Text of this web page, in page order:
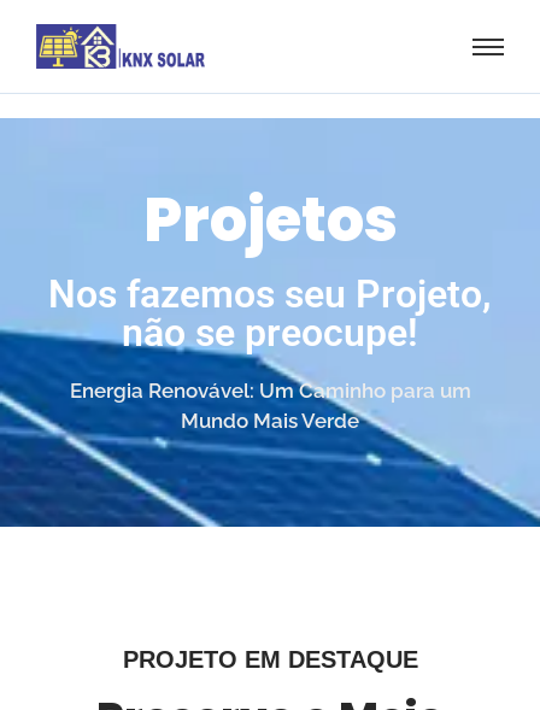
Projetos
Nos fazemos seu Projeto,
não se preocupe!
Energia Renovável: Um Caminho para um
Mundo Mais Verde
PROJETO EM DESTAQUE